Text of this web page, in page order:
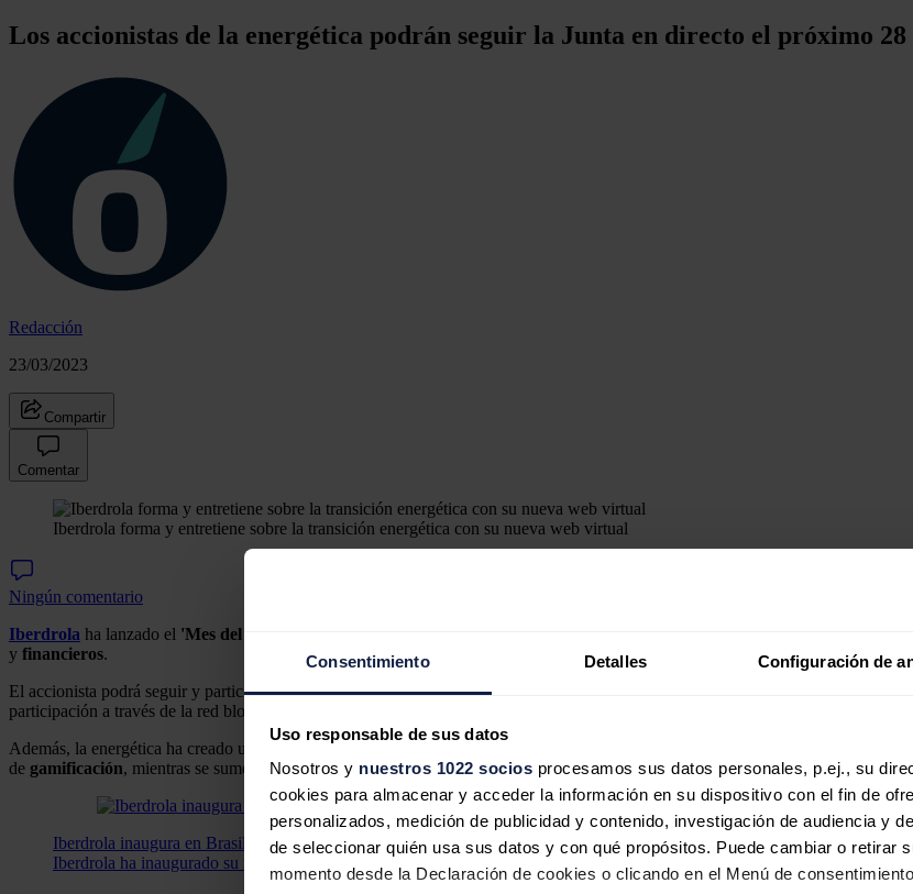
Consentimiento Detalles Configuración de
Uso responsable de sus datos
Nosotros y nuestros 1022 socios procesamos sus datos personales, p.ej., su
cookies para almacenar y acceder la información en su dispositivo con el fin de
personalizados, medición de publicidad y contenido, investigación de audiencia y
de seleccionar quién usa sus datos y con qué propósitos. Puede cambiar o retirar
momento desde la Declaración de cookies o clicando en el Menú de
Los accionistas de la energética podrán seguir la Junta en directo el próximo
Redacción
23/03/2023
Compartir
Comentar
Iberdrola forma y entretiene sobre la transición energética con su nueva web virtual
Ningún comentario
Iberdrola ha lanzado el 'Mes del Accionista
y financieros.
El accionista podrá seguir y participar en la Junta a través decanales digitales
participación a través de la red blockchain, de forma segura e inalterable y garantizando la confidencialidad de los datos mediante
Además, la energética ha creado un nuevo
espacio interactivo
, donde el usuario puede crear
de gamificación, mientras se sumerge en un entorno virtual con videos 360, proyectos innovadores de la compañía y la
Iberdrola inaugura en Brasil su mayor parque de renovables de América Latina
Iberdrola ha inaugurado su mayor proyecto de energía renovable de América Latina, un complejo eólico y solar con 0,6